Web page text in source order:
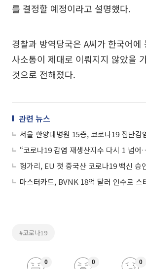
를 결정할 예정이라고 설명했다.
경찰과 방역당국은 A씨가 한국어에
사소통이 제대로 이뤄지지 않았을
것으로 전해졌다.
관련 뉴스
서울 한양대병원 15층, 코로나19 집단감
헝가리, EU 첫 중국산 코로나19 백신 승
#코로나19
0 0 0